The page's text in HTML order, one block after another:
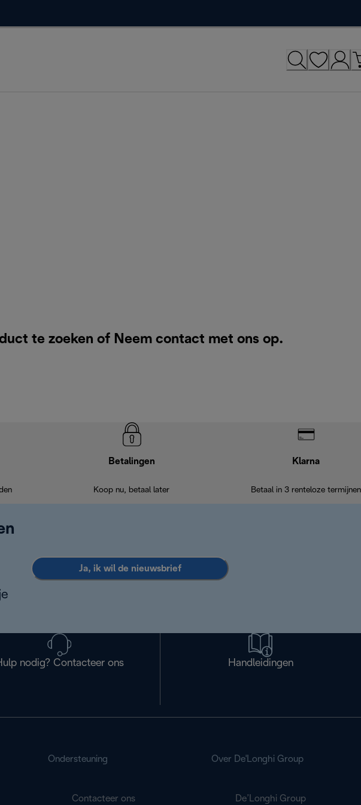
te zoeken of Neem contact met ons op.
Betalingen
Koop nu, betaal later
Klarna
Betaal in 3 renteloze termijnen
Ja, ik wil de nieuwsbrief
nodig? Contacteer ons Handleidingen
Ondersteuning
Contacteer ons
Over De'Longhi Group
De’Longhi Group